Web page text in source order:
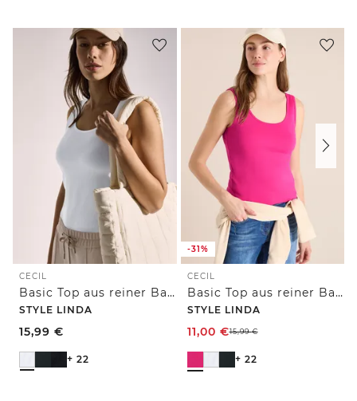
CECIL
Basic Top aus reiner Baumwolle
STYLE LINDA
15,99 €
+ 22
-31%
CECIL
Basic Top aus reiner Baumwolle
STYLE LINDA
11,00 €15,99€
+ 22